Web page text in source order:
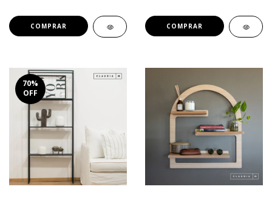
COMPRAR COMPRAR
70%
OFF